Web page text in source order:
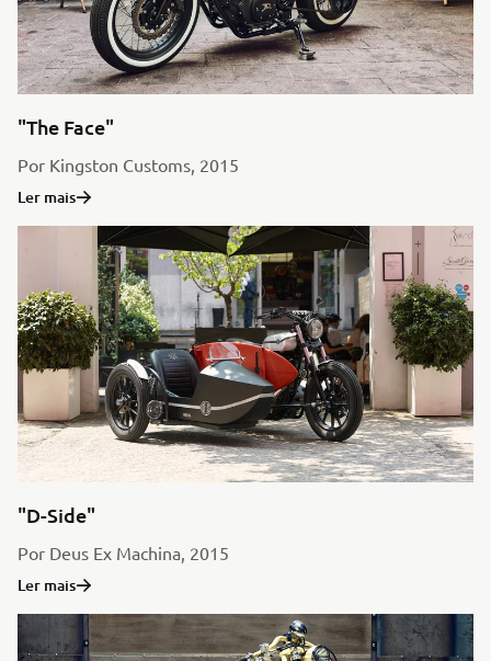
"The Face"
Por Kingston Customs, 2015
Ler mais
"D-Side"
Por Deus Ex Machina, 2015
Ler mais